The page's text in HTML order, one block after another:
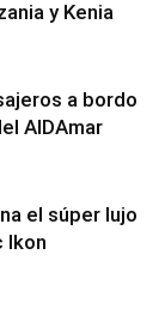
y Kenia
a bordo
AIDAmar
el súper lujo
Ikon